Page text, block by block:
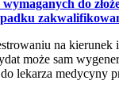
do
na kierunek
może sam
lekarza medycyny